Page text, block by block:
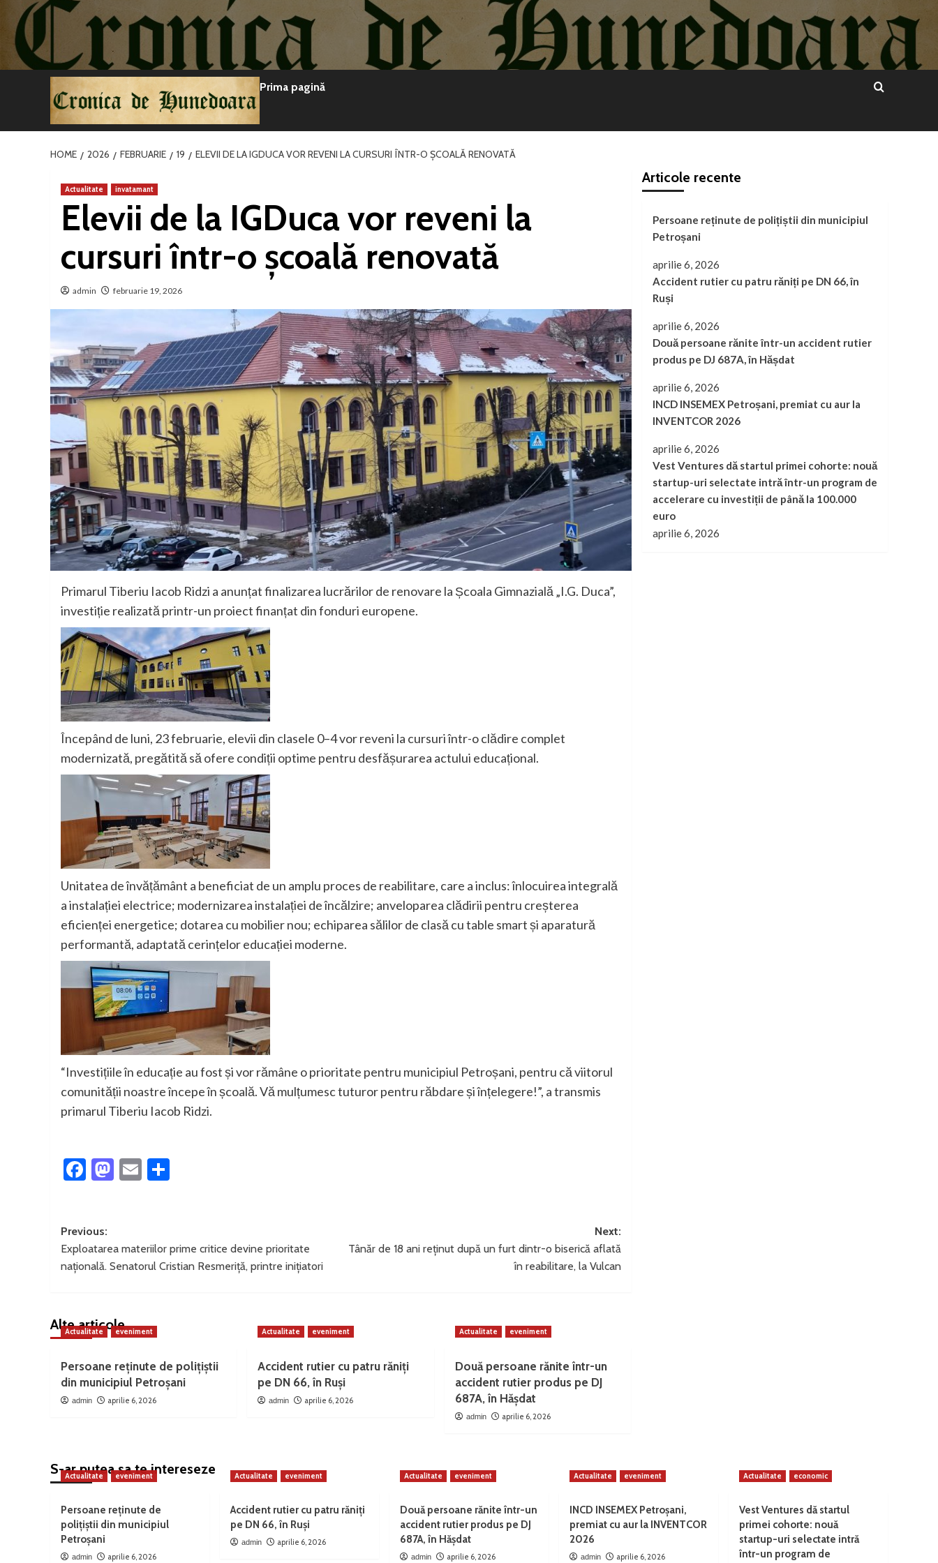
conținut
Prima pagină
HOME 2026 FEBRUARIE 19 ELEVII DE LA IGDUCA VOR REVENI LA CURSURI ÎNTR-O ȘCOALĂ RENOVATĂ
Actualitate invatamant
Elevii de la IGDuca vor reveni la
cursuri într-o școală renovată
admin februarie 19, 2026
Primarul Tiberiu Iacob Ridzi a anunțat finalizarea lucrărilor de renovare la Școala Gimnazială „I.G. Duca”,
investiție realizată printr-un proiect finanțat din fonduri europene.
Începând de luni, 23 februarie, elevii din clasele 0–4 vor reveni la cursuri într-o clădire complet
modernizată, pregătită să ofere condiții optime pentru desfășurarea actului educațional.
Unitatea de învățământ a beneficiat de un amplu proces de reabilitare, care a inclus: înlocuirea integrală
a instalației electrice; modernizarea instalației de încălzire; anveloparea clădirii pentru creșterea
eficienței energetice; dotarea cu mobilier nou; echiparea sălilor de clasă cu table smart și aparatură
performantă, adaptată cerințelor educației moderne.
“Investițiile în educație au fost și vor rămâne o prioritate pentru municipiul Petroșani, pentru că viitorul
comunității noastre începe în școală.Vă mulțumesc tuturor pentru răbdare și înțelegere!”, a transmis
primarul Tiberiu Iacob Ridzi.
Facebook
Mastodon
Email
Post
navigation
Previous:
Exploatarea materiilor prime critice devine prioritate
națională. Senatorul Cristian Resmeriță, printre inițiatori
Next:
Tânăr de 18 ani reținut după un furt dintr-o biserică aflată
în reabilitare, la Vulcan
Alte articole
Actualitate eveniment
Persoane reținute de polițiștii
din municipiul Petroșani
admin aprilie 6, 2026
Actualitate eveniment
Accident rutier cu patru răniți
pe DN 66, în Ruși
admin aprilie 6, 2026
Actualitate eveniment
Două persoane rănite într-un
accident rutier produs pe DJ
687A, în Hășdat
admin aprilie 6, 2026
Articole recente
Persoane reținute de polițiștii din municipiul
Petroșani
aprilie 6, 2026
Accident rutier cu patru răniți pe DN 66, în
Ruși
aprilie 6, 2026
Două persoane rănite într-un accident rutier
produs pe DJ 687A, în Hășdat
aprilie 6, 2026
INCD INSEMEX Petroșani, premiat cu aur la
INVENTCOR 2026
aprilie 6, 2026
Vest Ventures dă startul primei cohorte: nouă
startup-uri selectate intră într-un program de
accelerare cu investiții de până la 100.000
euro
aprilie 6, 2026
S-ar putea sa te intereseze
Actualitate eveniment
Persoane reținute de
polițiștii din municipiul
Petroșani
admin aprilie 6, 2026
Actualitate eveniment
Accident rutier cu patru răniți
pe DN 66, în Ruși
admin aprilie 6, 2026
Actualitate eveniment
Două persoane rănite într-un
accident rutier produs pe DJ
687A, în Hășdat
admin aprilie 6, 2026
Actualitate eveniment
INCD INSEMEX Petroșani,
premiat cu aur la INVENTCOR
2026
admin aprilie 6, 2026
Actualitate economic
Vest Ventures dă startul
primei cohorte: nouă
startup-uri selectate intră
într-un program de